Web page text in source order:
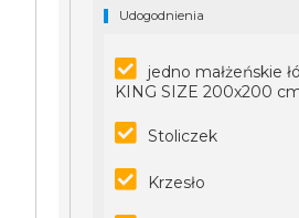
Udogodnienia
jedno małżeńskie
KING SIZE 200x200
Stoliczek
Krzesło